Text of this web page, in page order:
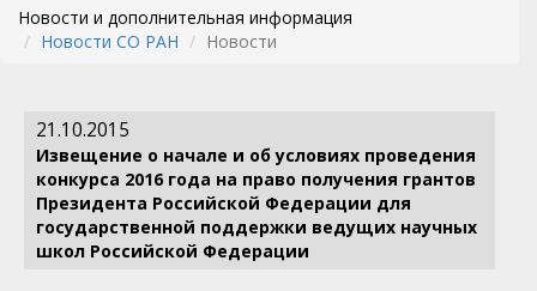
Новости и дополнительная информация
Новости СО РАН
Новости
21.10.2015
Извещение о начале и об условиях проведения
конкурса 2016 года на право получения грантов
Президента Российской Федерации для
государственной поддержки ведущих научных
школ Российской Федерации